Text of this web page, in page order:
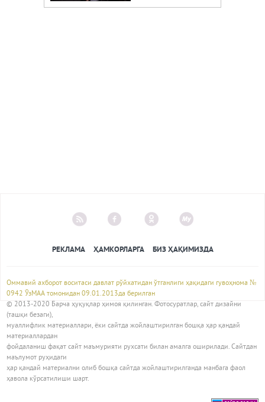
РЕКЛАМА ҲАМКОРЛАРГА БИЗ ҲАҚИМИЗДА
Оммавий ахборот воситаси давлат рўйхатидан ўтганлиги ҳақидаги гувоҳнома №
0942 ЎзМАА томонидан 09.01.2013да берилган
© 2013-2020 Барча ҳуқуқлар ҳимоя қилинган. Фотосуратлар, сайт дизайни
(ташқи безаги),
муаллифлик материаллари, ёки сайтда жойлаштирилган бошқа ҳар қандай
материаллардан
фойдаланиш фақат сайт маъмурияти рухсати билан амалга оширилади. Сайтдан
маълумот руҳидаги
ҳар қандай материални олиб бошқа сайтда жойлаштирилганда манбага фаол
ҳавола кўрсатилиши шарт.